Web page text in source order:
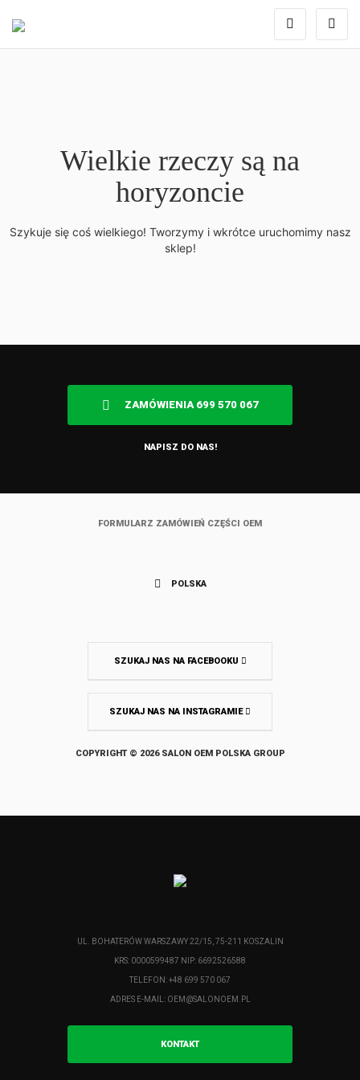
Wielkie rzeczy są na
horyzoncie
Szykuje się coś wielkiego! Tworzymy i wkrótce uruchomimy nasz
sklep!
ZAMÓWIENIA 699 570 067
NAPISZ DO NAS!
FORMULARZ ZAMÓWIEŃ CZĘŚCI OEM
POLSKA
SZUKAJ NAS NA FACEBOOKU
SZUKAJ NAS NA INSTAGRAMIE
COPYRIGHT © 2026 SALON OEM POLSKA GROUP
UL. BOHATERÓW WARSZAWY 22/15, 75-211 KOSZALIN
KRS: 0000599487 NIP: 6692526588
TELEFON: +48 699 570 067
ADRES E-MAIL: OEM@SALONOEM.PL
KONTAKT